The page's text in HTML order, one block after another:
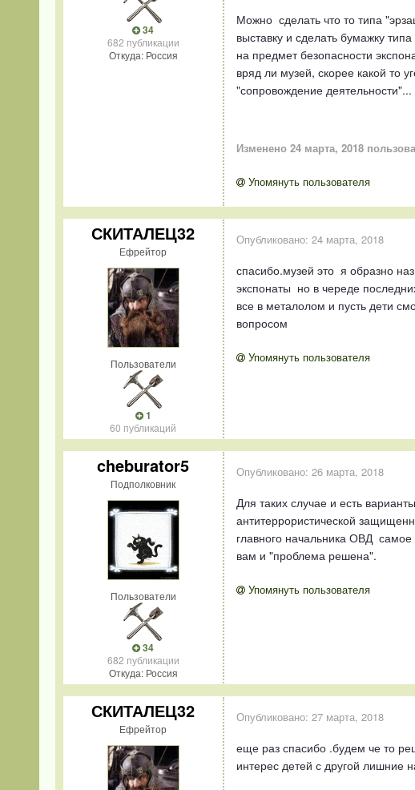
34
682 публикации
Откуда: Россия
Можно сделать что то типа
выставку и сделать бумажку
на предмет безопасности
вряд ли музей, скорее какой то
"сопровождение деятельности"...
Изменено 24 марта, 2018
Упомянуть пользователя
СКИТАЛЕЦ32
Ефрейтор
Пользователи
1
60 публикаций
Опубликовано: 24 марта, 2018
спасибо.музей это я образно
экспонаты но в череде
все в металолом и пусть дети
вопросом
Упомянуть пользователя
cheburator5
Подполковник
Пользователи
34
682 публикации
Откуда: Россия
Опубликовано: 26 марта, 2018
Для таких случае и есть
антитеррористической
главного начальника ОВД самое
вам и "проблема решена".
Упомянуть пользователя
СКИТАЛЕЦ32
Ефрейтор
Опубликовано: 27 марта, 2018
еще раз спасибо .будем че то
интерес детей с другой лишние